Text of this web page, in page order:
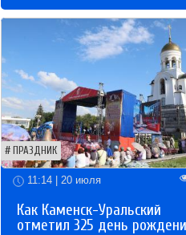
ПРАЗДНИК
11:14 | 20 июля
Как Каменск-Уральский
отметил 325 день